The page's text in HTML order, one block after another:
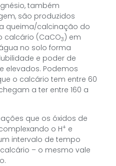
também
são produzidos
queima/calcinação do
calcário (CaCO3 ) em
no solo forma
e poder de
elevados. Podemos
o calcário tem entre 60
a ter entre 160 a
que os óxidos de
o H+ e
intervalo de tempo
– o mesmo vale